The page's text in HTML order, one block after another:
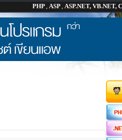
PHP, ASP, ASP.NET, VB.NET,